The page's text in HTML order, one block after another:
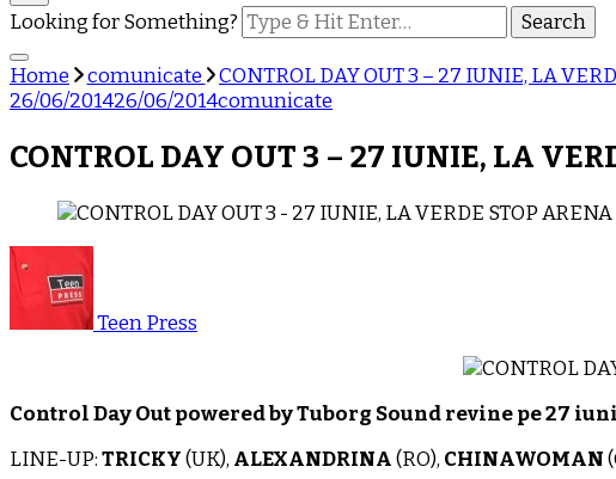
Looking for Something?
Home comunicate
CONTROL DAY OUT 3 – 27 IUNIE, LA
26/06/201426/06/2014comunicate
CONTROL DAY OUT 3 – 27 IUNIE, LA
Teen Press
Control Day Out powered by Tuborg Sound revine pe 27
LINE-UP:TRICKY(UK), ALEXANDRINA(RO), CHINAWOMAN